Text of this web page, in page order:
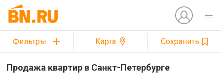
Фильтры Карта Сохранить
Продажа квартир в Санкт-Петербурге